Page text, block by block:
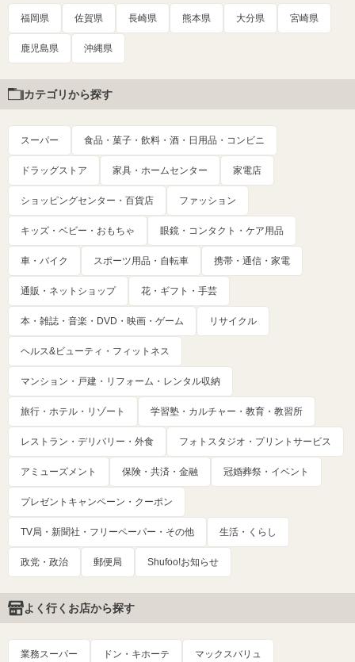
福岡県 佐賀県 長崎県 熊本県 大分県 宮崎県
鹿児島県 沖縄県
カテゴリから探す
スーパー 食品・菓子・飲料・酒・日用品・コンビニ
ドラッグストア 家具・ホームセンター 家電店
ショッピングセンター・百貨店 ファッション
キッズ・ベビー・おもちゃ 眼鏡・コンタクト・ケア用品
車・バイク スポーツ用品・自転車 携帯・通信・家電
通販・ネットショップ 花・ギフト・手芸
本・雑誌・音楽・DVD・映画・ゲーム リサイクル
ヘルス&ビューティ・フィットネス
マンション・戸建・リフォーム・レンタル収納
旅行・ホテル・リゾート 学習塾・カルチャー・教育・教習所
レストラン・デリバリー・外食 フォトスタジオ・プリントサービス
アミューズメント 保険・共済・金融 冠婚葬祭・イベント
プレゼントキャンペーン・クーポン
TV局・新聞社・フリーペーパー・その他 生活・くらし
政党・政治 郵便局 Shufoo!お知らせ
よく行くお店から探す
業務スーパー ドン・キホーテ マックスバリュ